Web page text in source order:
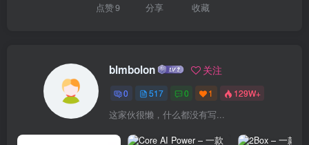
点赞9 分享 收藏
blmbolon 关注
0 517 0 1 129W+
这家伙很懒，什么都没有写...